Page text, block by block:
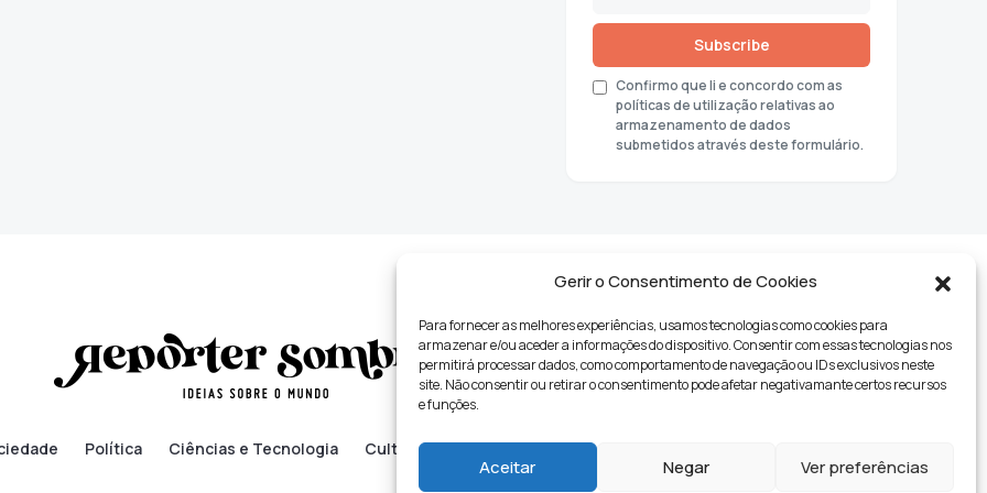
Gerir o Consentimento de Cookies
Para fornecer as melhores experiências, usamos tecnologias como cookies para
armazenar e/ou aceder a informações do dispositivo. Consentir com essas tecnologias nos
permitirá processar dados, como comportamento de navegação ou IDs exclusivos neste
site. Não consentir ou retirar o consentimento pode afetar negativamante certos recursos
e funções.
Aceitar Negar Ver preferências
Subscribe
Confirmo que li e concordo com as
políticas de utilização relativas ao
armazenamento de dados
submetidos através deste formulário.
Política Ciências e Tecnologia Cultura Lifestyle